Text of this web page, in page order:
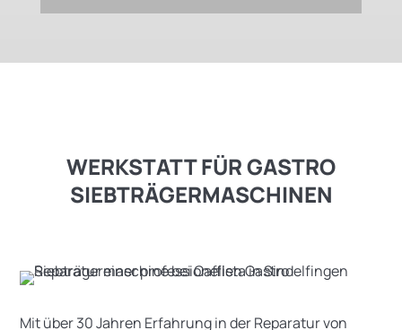
WERKSTATT FÜR GASTRO
SIEBTRÄGERMASCHINEN
Mit über 30 Jahren Erfahrung in der Reparatur von